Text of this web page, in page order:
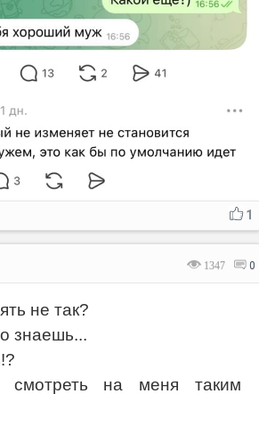
1
1347 0
не так?
знаешь...
на меня таким